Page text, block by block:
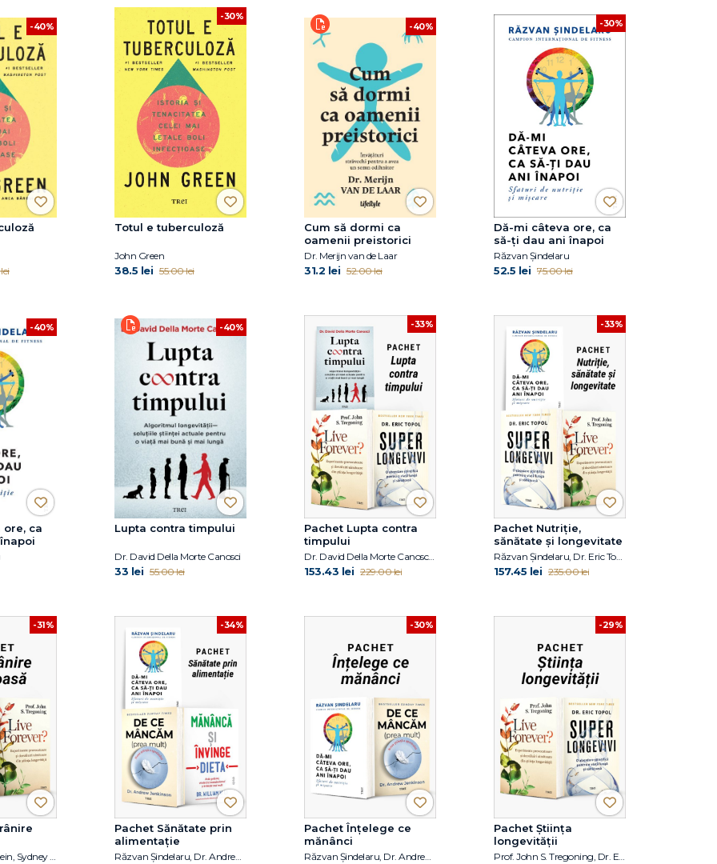
-40%
-30%
Totul e tuberculoză
John Green
38.5 lei 55.00 lei
-40%
Cum să dormi ca
oamenii preistorici
Dr. Merijn van de Laar
31.2 lei 52.00 lei
-30%
Dă-mi câteva ore, ca
să-ţi dau ani înapoi
Răzvan Șindelaru
52.5 lei 75.00 lei
-40%
ore, ca
-40%
Lupta contra timpului
Dr. David Della Morte Canosci
33 lei 55.00 lei
-33%
Pachet Lupta contra
timpului
Dr. David Della Morte Canosci , Prof. John S. Tregoning, Dr. Eric Topol
153.43 lei 229.00 lei
-33%
Pachet Nutriție,
sănătate și longevitate
Răzvan Șindelaru, Dr. Eric Topol, Prof. John S. Tregoning
157.45 lei 235.00 lei
-31%
Dr. Jocelyn Wittstein, Sydney Nitzkorski, Prof. John S. Tregoning
-34%
Pachet Sănătate prin
alimentație
Răzvan Șindelaru, Dr. Andrew Jenkinson, Dr. William W. Li
-30%
Pachet Înțelege ce
mănânci
Răzvan Șindelaru, Dr. Andrew Jenkinson
-29%
Pachet Știința
longevității
Prof. John S. Tregoning, Dr. Eric Topol